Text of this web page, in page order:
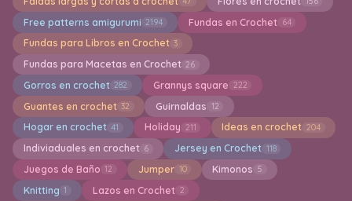
Free patterns amigurumi 2194 Fundas en Crochet 64
Fundas para Libros en Crochet 3
Fundas para Macetas en Crochet 26
Gorros en crochet 282 Grannys square 222
Guantes en crochet 32 Guirnaldas 12
Hogar en crochet 41 Holiday 211 Ideas en crochet 204
Indiviaduales en crochet 6 Jersey en Crochet 118
Juegos de Baño 12 Jumper 10 Kimonos 5
Knitting 1 Lazos en Crochet 2